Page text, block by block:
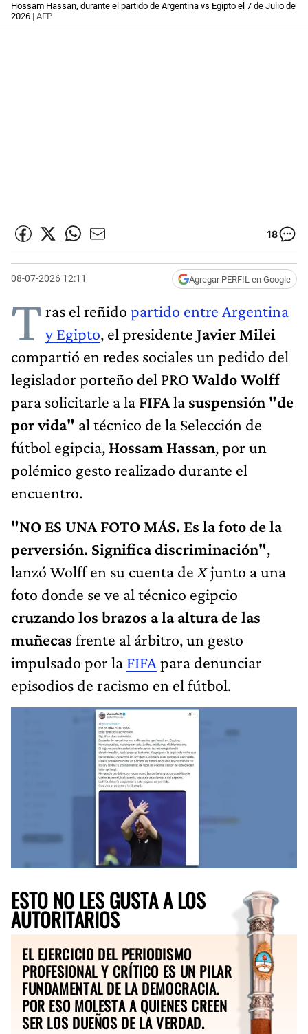
Hossam Hassan, durante el partido de Argentina vs Egipto el 7 de Julio de
2026 | AFP
18
08-07-2026 12:11 Agregar PERFIL en Google
Tras el reñido partido entre Argentina
y Egipto, el presidente Javier Milei
compartió en redes sociales un pedido del
legislador porteño del PRO Waldo Wolff
para solicitarle a la FIFAla suspensión "de
por vida" al técnico de la Selección de
fútbol egipcia, Hossam Hassan, por un
polémico gesto realizado durante el
encuentro.
"NO ES UNA FOTO MÁS. Es la foto de la
perversión. Significa discriminación",
lanzó Wolff en su cuenta de Xjunto a una
foto donde se ve al técnico egipcio
cruzando los brazos a la altura de las
muñecas frente al árbitro, un gesto
impulsado por la FIFA para denunciar
episodios de racismo en el fútbol.
ESTO NO LES GUSTA A LOS
AUTORITARIOS
EL EJERCICIO DEL PERIODISMO
PROFESIONAL Y CRÍTICO ES UN PILAR
FUNDAMENTAL DE LA DEMOCRACIA.
POR ESO MOLESTA A QUIENES CREEN
SER LOS DUEÑOS DE LA VERDAD.